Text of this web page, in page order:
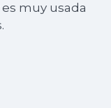
muy usada